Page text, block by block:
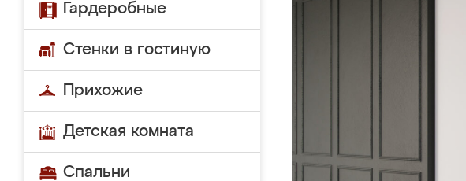
Гардеробные
Стенки в гостиную
Прихожие
Детская комната
Спальни